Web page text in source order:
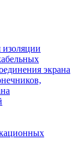
изоляции
экрана